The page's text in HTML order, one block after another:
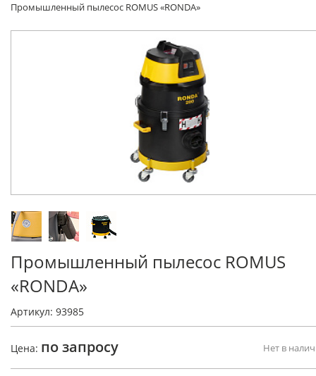
Промышленный пылесос ROMUS «RONDA»
Промышленный пылесос ROMUS
«RONDA»
Артикул: 93985
Цена: по запросу Нет в